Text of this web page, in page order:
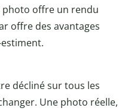
photo offre un rendu
offre des avantages
décliné sur tous les
Une photo réelle,